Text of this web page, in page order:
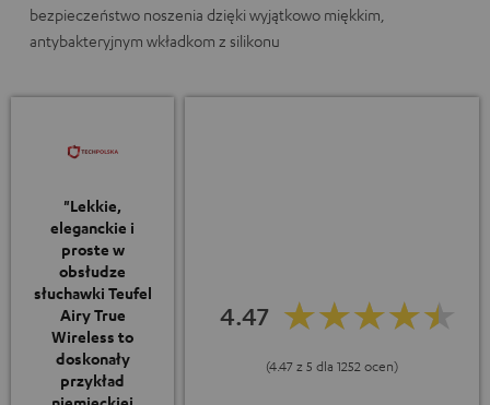
bezpieczeństwo noszenia dzięki wyjątkowo miękkim,
antybakteryjnym wkładkom z silikonu
"Lekkie,
eleganckie i
proste w
obsłudze
słuchawki Teufel
Airy True
Wireless to
doskonały
przykład
4.47
(4.47 z 5 dla 1252 ocen)